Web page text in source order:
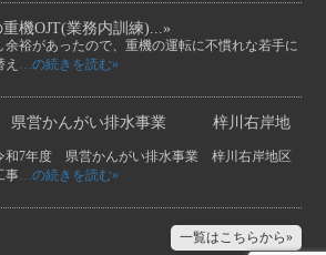
機OJT(業務内訓練)...»
裕があったので、重機の運転に不慣れな若手に
…の続きを読む»
県営かんがい排水事業 梓川右岸地
和7年度 県営かんがい排水事業 梓川右岸地区
事…の続きを読む»
一覧はこちらから»